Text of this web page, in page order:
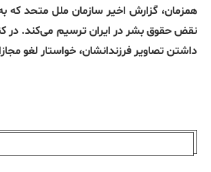
نقض حقوق بشر در ایران ترسیم می‌کند. در
داشتن تصاویر فرزندانشان، خواستار لغو